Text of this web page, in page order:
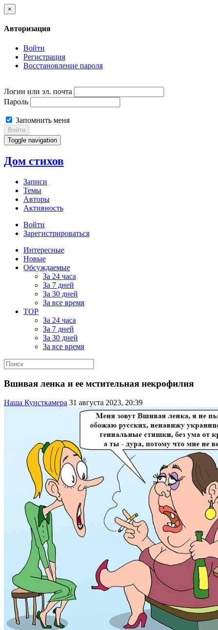
×
Авторизация
Войти
Регистрация
Восстановление пароля
Логин или эл. почта
Пароль
Запомнить меня
Войти
Toggle navigation
Дом стихов
Записи
Темы
Авторы
Активность
Войти
Зарегистрироваться
Интересные
Новые
Обсуждаемые
За 24 часа
За 7 дней
За 30 дней
За все время
TOP
За 24 часа
За 7 дней
За 30 дней
За все время
Вшивая ленка и ее мстительная некрофилия
Наша Кунсткамера 31 августа 2023, 20:39